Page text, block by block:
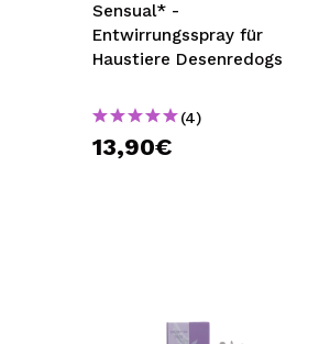
Sensual* -
Entwirrungsspray für
Haustiere Desenredogs
(4)
13,90€